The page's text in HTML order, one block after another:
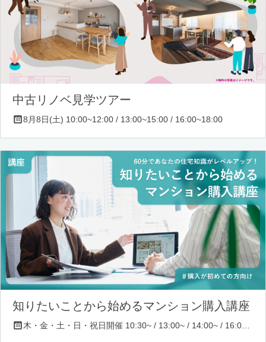
中古リノベ見学ツアー
8月8日(土) 10:00~12:00 / 13:00~15:00 / 16:00~18:00
知りたいことから始めるマンション購入講座